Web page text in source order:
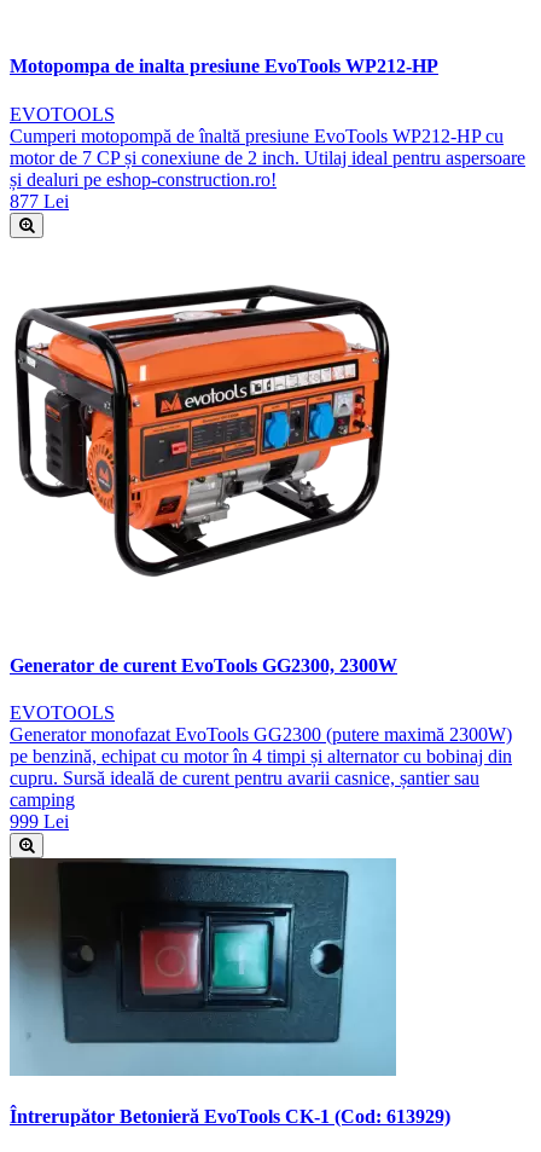
Motopompa de inalta presiune EvoTools WP212-HP
EVOTOOLS
Cumperi motopompă de înaltă presiune EvoTools WP212-HP cu
motor de 7 CP și conexiune de 2 inch. Utilaj ideal pentru aspersoare
și dealuri pe eshop-construction.ro!
877 Lei
Generator de curent EvoTools GG2300, 2300W
EVOTOOLS
Generator monofazat EvoTools GG2300 (putere maximă 2300W)
pe benzină, echipat cu motor în 4 timpi și alternator cu bobinaj din
cupru. Sursă ideală de curent pentru avarii casnice, șantier sau
camping
999 Lei
Întrerupător Betonieră EvoTools CK-1 (Cod: 613929)